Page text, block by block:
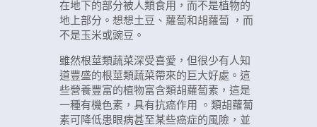
在地下的部分被人類食用，而不是植物的
地上部分。想想土豆、蘿蔔和胡蘿蔔 ，而
不是玉米或豌豆。
雖然根莖類蔬菜深受喜愛，但很少有人知
道豐盛的根莖類蔬菜帶來的巨大好處。這
些營養豐富的植物富含類胡蘿蔔素，這是
一種有機色素，具有抗癌作用 。類胡蘿蔔
素可降低患眼病甚至某些癌症的風險，並